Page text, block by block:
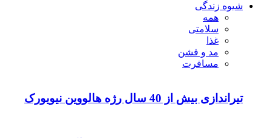
شیوه زندگی
همه
سلامتی
غذا
مد و فشن
مسافرت
تیراندازی بیش از 40 سال رژه هالووین نیویورک